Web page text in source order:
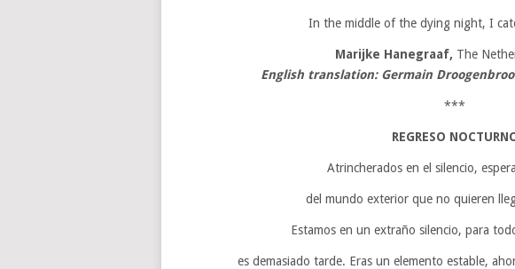
In the middle of the dying night, I
Marijke Hanegraaf, The
English translation: Germain
***
REGRESO
Atrincherados en el silencio,
del mundo exterior que no quieren
Estamos en un extraño silencio, para
es demasiado tarde. Eras un elemento estable,